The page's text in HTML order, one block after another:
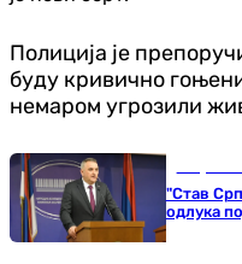
Полиција је
буду кривично
немаром угрозили
"Став
одлука